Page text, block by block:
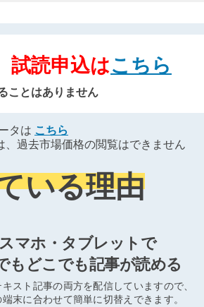
試読申込はこちら
ことはありません
タは こちら
、過去市場価格の閲覧はできません
いる理由
マホ・タブレットで
もどこでも記事が読める
スト記事の両方を配信していますので、
末に合わせて簡単に切替えできます。